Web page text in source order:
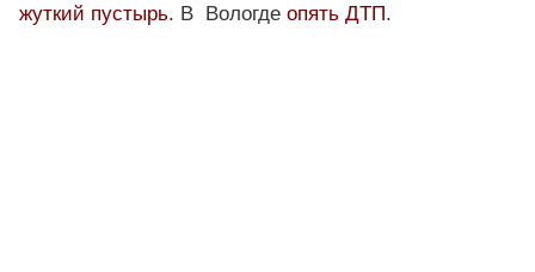
жуткий пустырь. В Вологде опять ДТП.